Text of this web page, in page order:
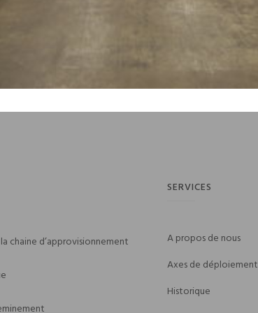
chaine d’approvisionnement
SERVICES
A propos de nous
Axes de déploiement
Historique